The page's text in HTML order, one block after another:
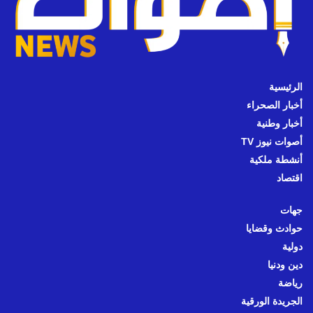
الرئيسية
أخبار الصحراء
أخبار وطنية
أصوات نيوز TV
أنشطة ملكية
اقتصاد
جهات
حوادث وقضايا
دولية
دين ودنيا
رياضة
الجريدة الورقية